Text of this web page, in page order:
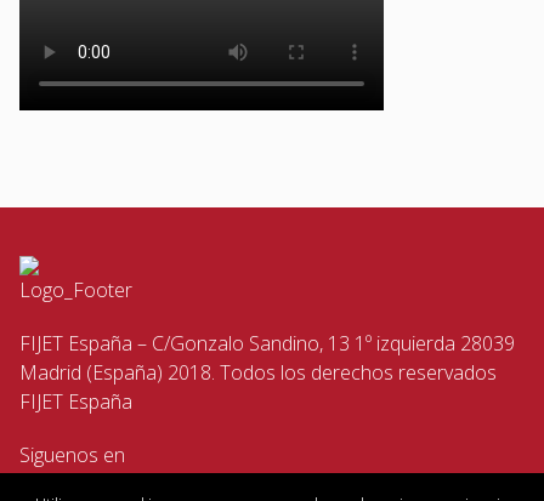
FIJET España – C/Gonzalo Sandino, 13 1º izquierda 28039
Madrid (España) 2018. Todos los derechos reservados
FIJET España
Siguenos en